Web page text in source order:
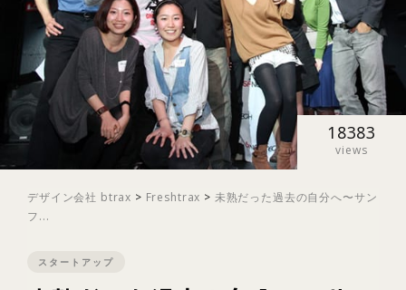
デザイン
イノベーション
スタートアップ
テクノロジー
ブランディング
18383
views
デザイン会社 btrax > Freshtrax > 未熟だった過去の自分へ〜サン
フ...
スタートアップ